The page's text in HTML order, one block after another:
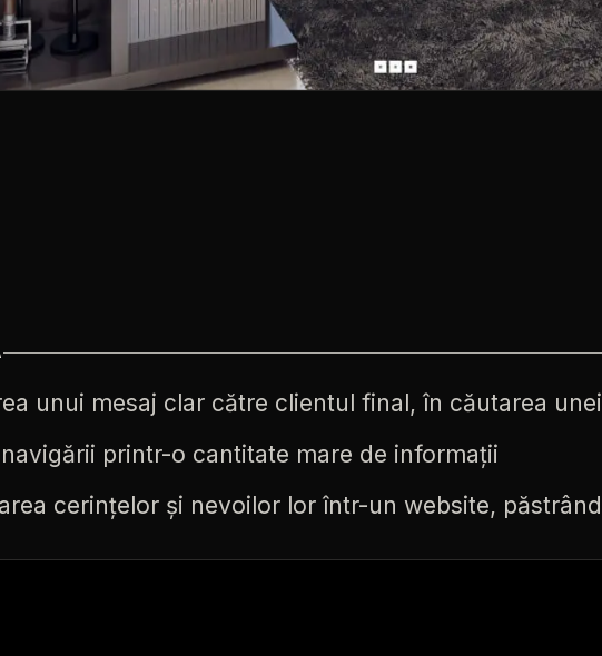
unui mesaj clar către clientul final, în căutarea unei
navigării printr-o cantitate mare de informații
cerințelor și nevoilor lor într-un website, păstrând